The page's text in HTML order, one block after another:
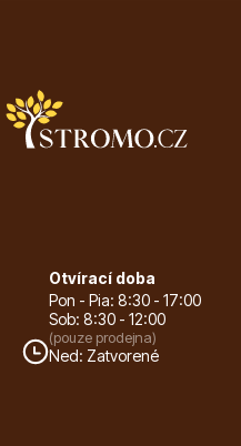
Otvírací doba
Pon - Pia: 8:30 - 17:00
Sob: 8:30 - 12:00
(pouze prodejna)
Ned: Zatvorené